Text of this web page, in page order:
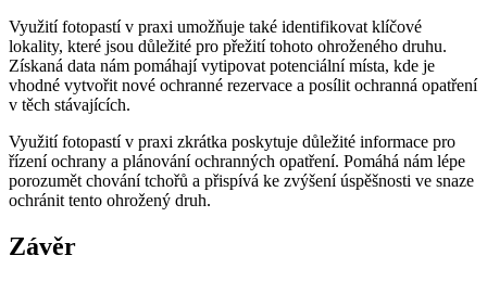
Využití fotopastí v praxi umožňuje také identifikovat klíčové
lokality, které jsou důležité pro přežití tohoto ohroženého druhu.
Získaná data nám pomáhají vytipovat potenciální místa, kde je
vhodné vytvořit nové ochranné rezervace a posílit ochranná opatření
v těch stávajících.
Využití fotopastí v praxi zkrátka poskytuje důležité informace pro
řízení ochrany a plánování ochranných opatření. Pomáhá nám lépe
porozumět chování tchořů a přispívá ke zvýšení úspěšnosti ve snaze
ochránit tento ohrožený druh.
Závěr